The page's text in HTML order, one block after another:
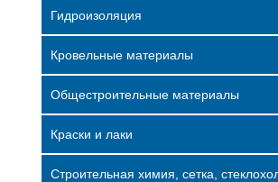
Гидроизоляция
Кровельные материалы
Общестроительные материалы
Краски и лаки
Строительная химия, сетка,